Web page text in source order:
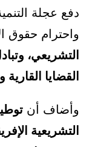
دفع عجلة
واحترام حقوق
التشريعي،
القضايا القارية
وأضاف أن
التشريعية